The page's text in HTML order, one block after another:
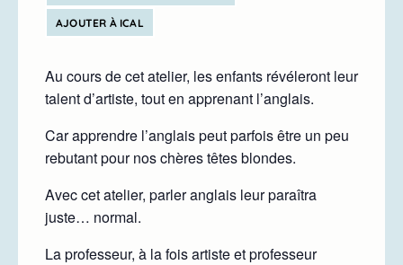
AJOUTER À ICAL
Au cours de cet atelier, les enfants révéleront leur
talent d’artiste, tout en apprenant l’anglais.
Car apprendre l’anglais peut parfois être un peu
rebutant pour nos chères têtes blondes.
Avec cet atelier, parler anglais leur paraîtra
juste… normal.
La professeur, à la fois artiste et professeur